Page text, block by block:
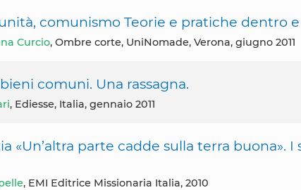
comunismo Teorie e pratiche dentro
Curcio, Ombre corte, UniNomade, Verona, giugno 2011
comuni. Una rassagna.
, Ediesse, Italia, gennaio 2011
«Un’altra parte cadde sulla terra buona».
, EMI Editrice Missionaria Italia, 2010